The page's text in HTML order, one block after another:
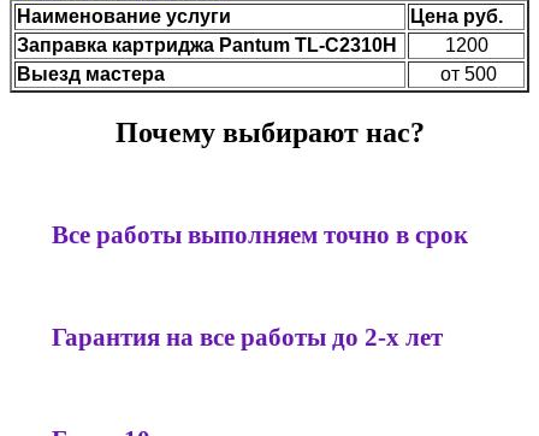
Наименование услуги
Цена руб.
Заправка картриджа Pantum TL-C2310H
1200
Выезд мастера
от 500
Почему выбирают нас?
Все работы выполняем точно в срок
Гарантия на все работы до 2-х лет